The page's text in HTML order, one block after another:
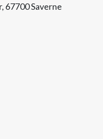
67700 Saverne